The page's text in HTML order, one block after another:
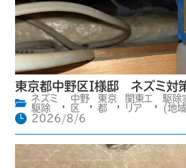
東京都中野区I様邸 ネズミ対
ネズミ
駆除
,
中野
区
,
東京
都
,
関東エ
リア
,
駆除
(地
2026/8/6